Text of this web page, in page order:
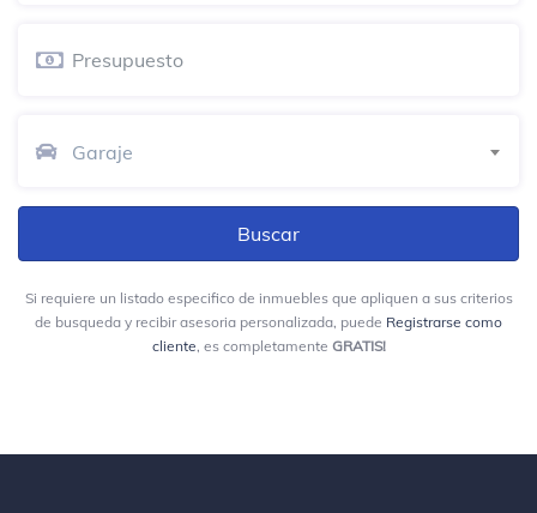
Estación de metro
Crepes & Waffles
Restaurante de comida rápida
Cra 70
Garaje
Si requiere un listado especifico de inmuebles que apliquen a sus criterios
de busqueda y recibir asesoria personalizada, puede Registrarse como
cliente, es completamente GRATIS!